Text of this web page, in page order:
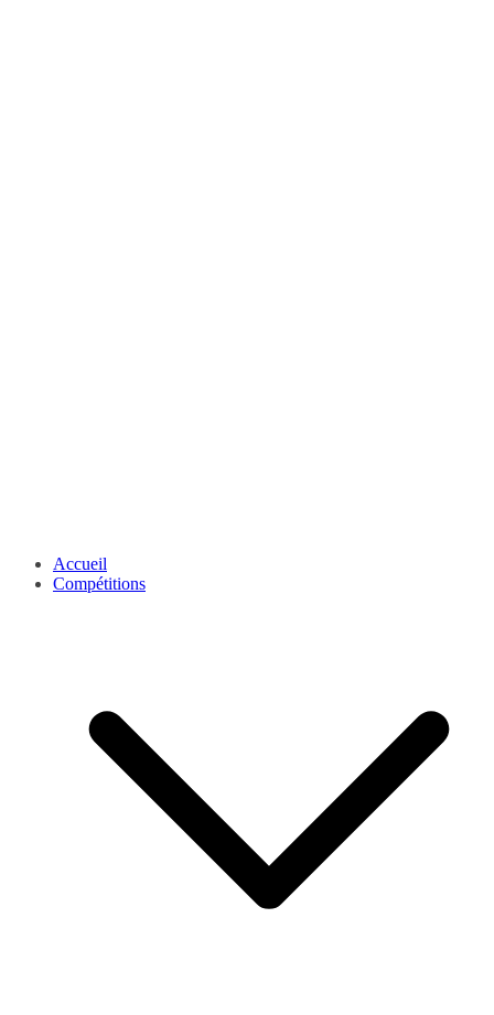
Accueil
Compétitions